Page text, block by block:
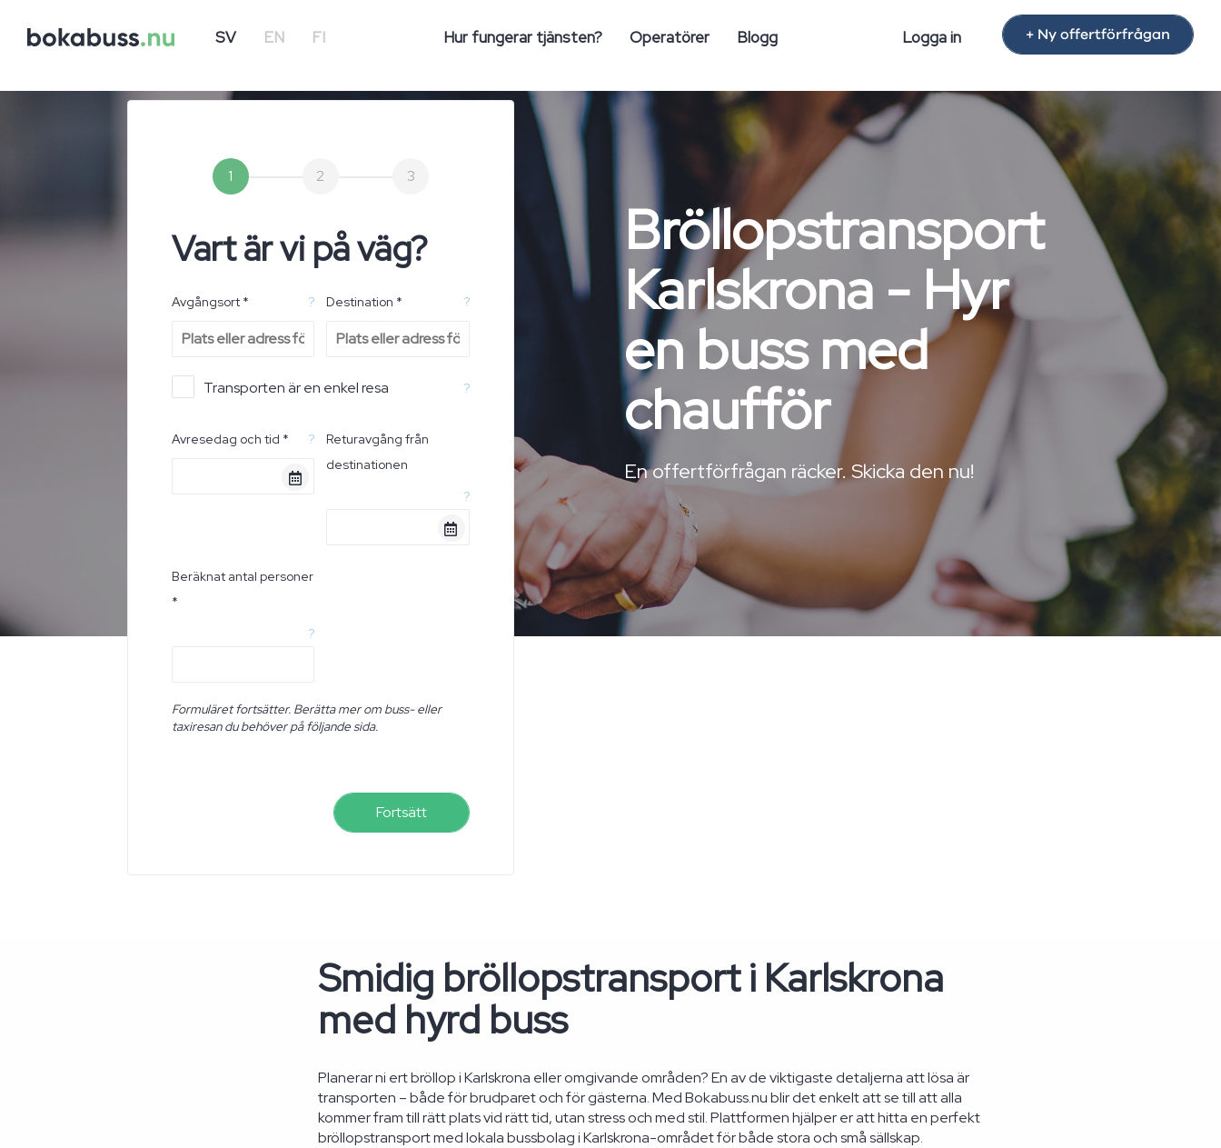
SV EN FI Hur fungerar tjänsten? Operatörer Blogg Logga in + Ny offertförfrågan
1 2 3
Vart är vi på väg?
Avgångsort * ? Destination * ?
Transporten är en enkel resa ?
Avresedag och tid * ?
Returavgång från
destinationen
?
Beräknat antal personer
*
?
Formuläret fortsätter. Berätta mer om buss- eller
taxiresan du behöver på följande sida.
Fortsätt
Bröllopstransport
Karlskrona - Hyr
en buss med
chaufför
En offertförfrågan räcker. Skicka den nu!
Smidig bröllopstransport i Karlskrona
med hyrd buss
Planerar ni ert bröllop i Karlskrona eller omgivande områden? En av de viktigaste detaljerna att lösa är
transporten – både för brudparet och för gästerna. Med Bokabuss.nu blir det enkelt att se till att alla
kommer fram till rätt plats vid rätt tid, utan stress och med stil. Plattformen hjälper er att hitta en perfekt
bröllopstransport med lokala bussbolag i Karlskrona-området för både stora och små sällskap.